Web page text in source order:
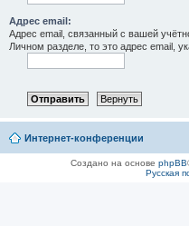
Адрес email:
Адрес email, связанный с вашей
Личном разделе, то это адрес email,
Интернет-конференции
Создано на основе phpBB
Русская